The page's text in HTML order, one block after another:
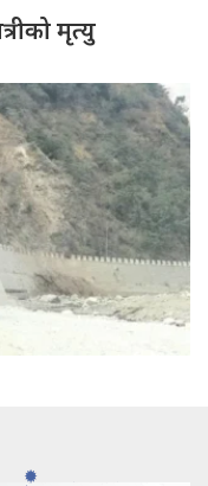
मृत्यु